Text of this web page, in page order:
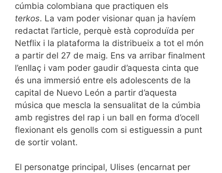
cúmbia colombiana que practiquen els
terkos. La vam poder visionar quan ja havíem
redactat l’article, perquè està coproduïda per
Netflix i la plataforma la distribueix a tot el món
a partir del 27 de maig. Ens va arribar finalment
l’enllaç i vam poder gaudir d’aquesta cinta que
és una immersió entre els adolescents de la
capital de Nuevo León a partir d’aquesta
música que mescla la sensualitat de la cúmbia
amb registres del rap i un ball en forma d’ocell
flexionant els genolls com si estiguessin a punt
de sortir volant.
El personatge principal, Ulises (encarnat per